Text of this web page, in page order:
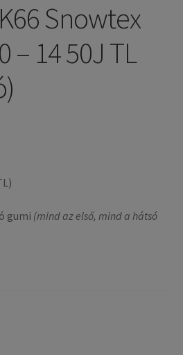
Snowtex
– 14 50J TL
gumi (mind az első, mind a hátsó